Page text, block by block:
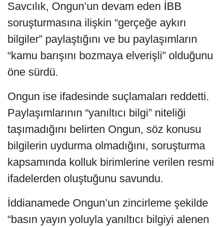
Savcılık, Ongun’un devam eden İBB
soruşturmasına ilişkin “gerçeğe aykırı
bilgiler” paylaştığını ve bu paylaşımların
“kamu barışını bozmaya elverişli” olduğunu
öne sürdü.
Ongun ise ifadesinde suçlamaları reddetti.
Paylaşımlarının “yanıltıcı bilgi” niteliği
taşımadığını belirten Ongun, söz konusu
bilgilerin uydurma olmadığını, soruşturma
kapsamında kolluk birimlerine verilen resmi
ifadelerden oluştuğunu savundu.
İddianamede Ongun’un zincirleme şekilde
“basın yayın yoluyla yanıltıcı bilgiyi alenen